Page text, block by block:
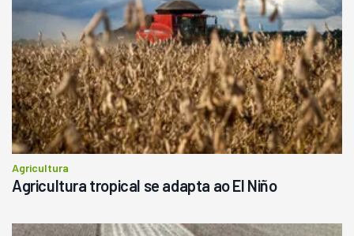
R$ 145.000
Consultar
Agricultura
Agricultura tropical se adapta ao El Niño